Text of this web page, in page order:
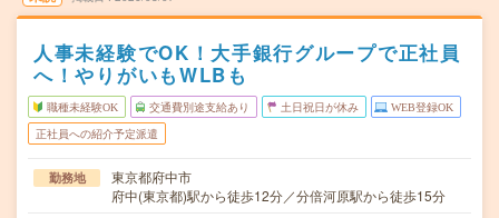
人事未経験でOK！大手銀行グループで正社員
へ！やりがいもWLBも
職種未経験OK 交通費別途支給あり 土日祝日が休み WEB登録OK
正社員への紹介予定派遣
勤務地
東京都府中市
府中(東京都)駅から徒歩12分／分倍河原駅から徒歩15分